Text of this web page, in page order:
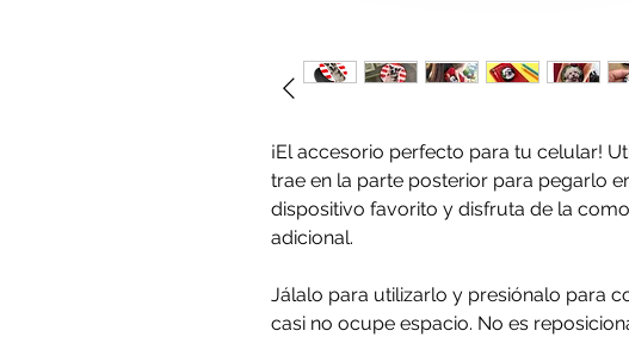
¡El accesorio perfecto para tu celular!
trae en la parte posterior para pegarlo
dispositivo favorito y disfruta de la
adicional.
Jálalo para utilizarlo y presiónalo para
casi no ocupe espacio. No es